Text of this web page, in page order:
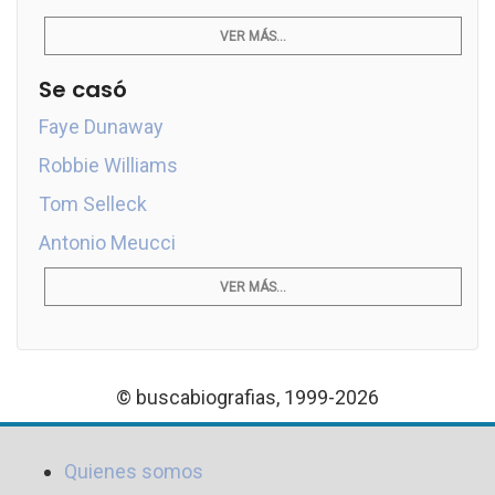
VER MÁS...
Se casó
Faye Dunaway
Robbie Williams
Tom Selleck
Antonio Meucci
VER MÁS...
© buscabiografias, 1999-2026
Quienes somos